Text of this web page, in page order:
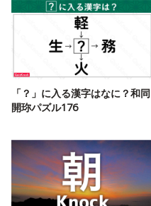
「？」に入る漢字はなに？和同
開珎パズル176